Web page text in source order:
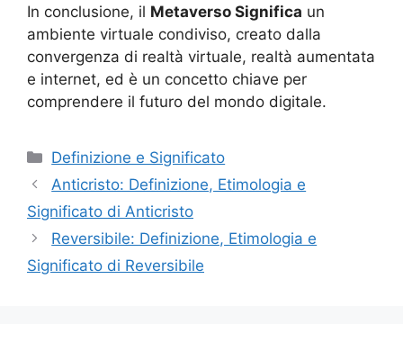
In conclusione, il Metaverso Significa un
ambiente virtuale condiviso, creato dalla
convergenza di realtà virtuale, realtà aumentata
e internet, ed è un concetto chiave per
comprendere il futuro del mondo digitale.
Categorie
Definizione e Significato
Anticristo: Definizione, Etimologia e
Significato di Anticristo
Reversibile: Definizione, Etimologia e
Significato di Reversibile